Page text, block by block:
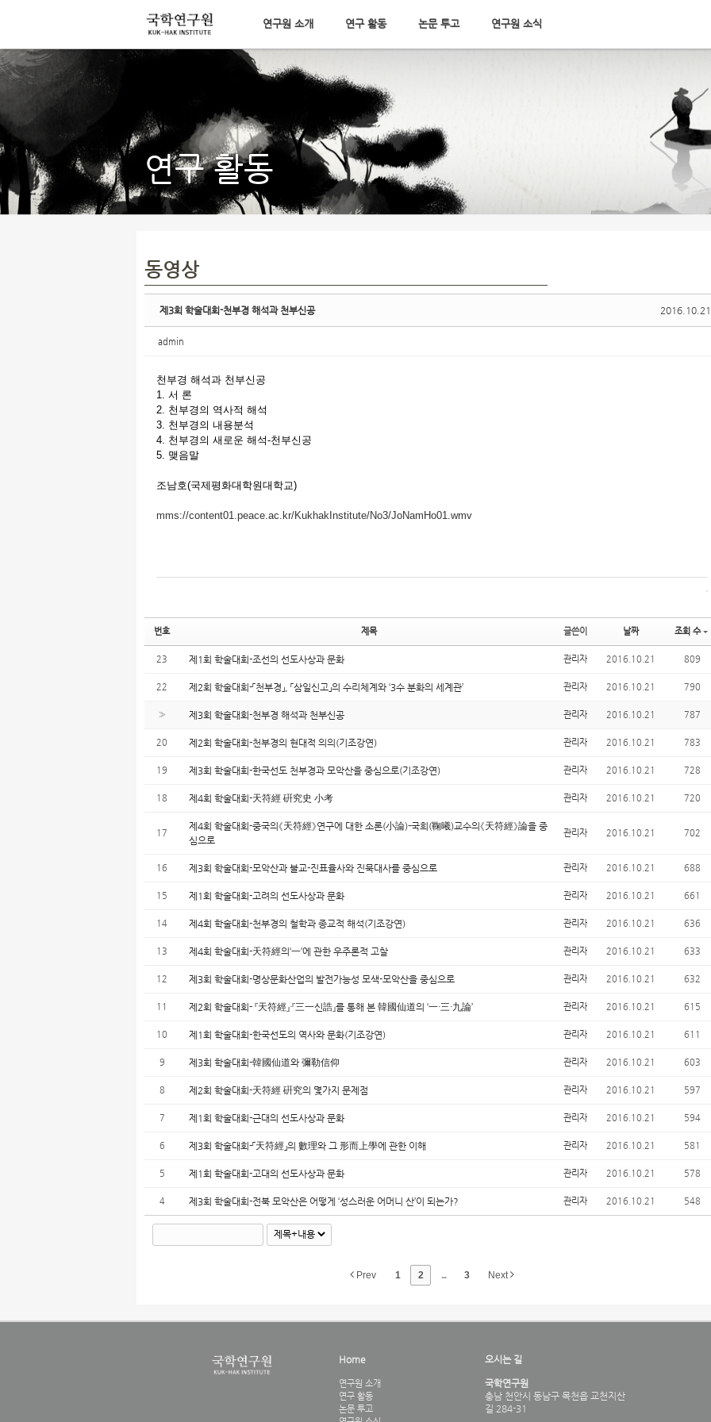
메뉴 건너뛰기
연구원 소개 연구 활동 논문 투고 연구원 소식
연구 활동
동영상
2016.10.21
제3회 학술대회-천부경 해석과 천부신공
admin
천부경 해석과 천부신공
1. 서 론
2. 천부경의 역사적 해석
3. 천부경의 내용분석
4. 천부경의 새로운 해석-천부신공
5. 맺음말
조남호(국제평화대학원대학교)
mms://content01.peace.ac.kr/KukhakInstitute/No3/JoNamHo01.wmv
번호 제목 글쓴이 날짜 조회 수
23 제1회 학술대회-조선의 선도사상과 문화 관리자 2016.10.21 809
22 제2회 학술대회-「천부경」, 「삼일신고」의 수리체계와 ‘3수 분화의 세계관’ 관리자 2016.10.21 790
» 제3회 학술대회-천부경 해석과 천부신공 관리자 2016.10.21 787
20 제2회 학술대회-천부경의 현대적 의의(기조강연) 관리자 2016.10.21 783
19 제3회 학술대회-한국선도 천부경과 모악산을 중심으로(기조강연) 관리자 2016.10.21 728
18 제4회 학술대회-天符經 硏究史 小考 관리자 2016.10.21 720
17
제4회 학술대회-중국의《天符經》연구에 대한 소론(小論)-국희(鞠曦)교수의《天符經》論을 중
심으로
관리자 2016.10.21 702
16 제3회 학술대회-모악산과 불교-진표율사와 진묵대사를 중심으로 관리자 2016.10.21 688
15 제1회 학술대회-고려의 선도사상과 문화 관리자 2016.10.21 661
14 제4회 학술대회-천부경의 철학과 종교적 해석(기조강연) 관리자 2016.10.21 636
13 제4회 학술대회-天符經의‘一’에 관한 우주론적 고찰 관리자 2016.10.21 633
12 제3회 학술대회-명상문화산업의 발전가능성 모색-모악산을 중심으로 관리자 2016.10.21 632
11 제2회 학술대회- 『天符經』·『三一신誥』를 통해 본 韓國仙道의 ‘一·三·九論’ 관리자 2016.10.21 615
10 제1회 학술대회-한국선도의 역사와 문화(기조강연) 관리자 2016.10.21 611
9 제3회 학술대회-韓國仙道와 彌勒信仰 관리자 2016.10.21 603
8 제2회 학술대회-天符經 硏究의 몇가지 문제점 관리자 2016.10.21 597
7 제1회 학술대회-근대의 선도사상과 문화 관리자 2016.10.21 594
6 제3회 학술대회-「天符經」의 數理와 그 形而上學에 관한 이해 관리자 2016.10.21 581
5 제1회 학술대회-고대의 선도사상과 문화 관리자 2016.10.21 578
4 제3회 학술대회-전북 모악산은 어떻게 ‘성스러운 어머니 산’이 되는가? 관리자 2016.10.21 548
Prev 1 2 ... 3 Next
Home
연구원 소개
연구 활동
논문 투고
오시는 길
국학연구원
충남 천안시 동남구 목천읍 교천지산
길 284-31
Sketchbook5, 스케치북5
Sketchbook5, 스케치북5